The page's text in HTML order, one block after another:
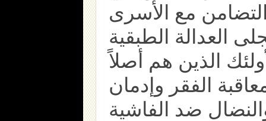
العدالة الطبقية
الذين هم أصلاً
الفقر وإدمان
ضد الفاشية